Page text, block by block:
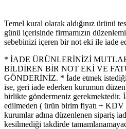
Temel kural olarak aldığınız ürünü
günü içerisinde firmamızın
sebebinizi içeren bir not eki ile iade
* İADE ÜRÜNLERİNİZİ
BİLDİREN BİR NOT EKİ VE
GÖNDERİNİZ. * İade etmek
ise, geri iade ederken kurumun
birlikte göndermeniz gerekmektedir.
edilmeden ( ürün birim fiyatı + KDV
kurumlar adına düzenlenen sipariş
kesilmediği takdirde